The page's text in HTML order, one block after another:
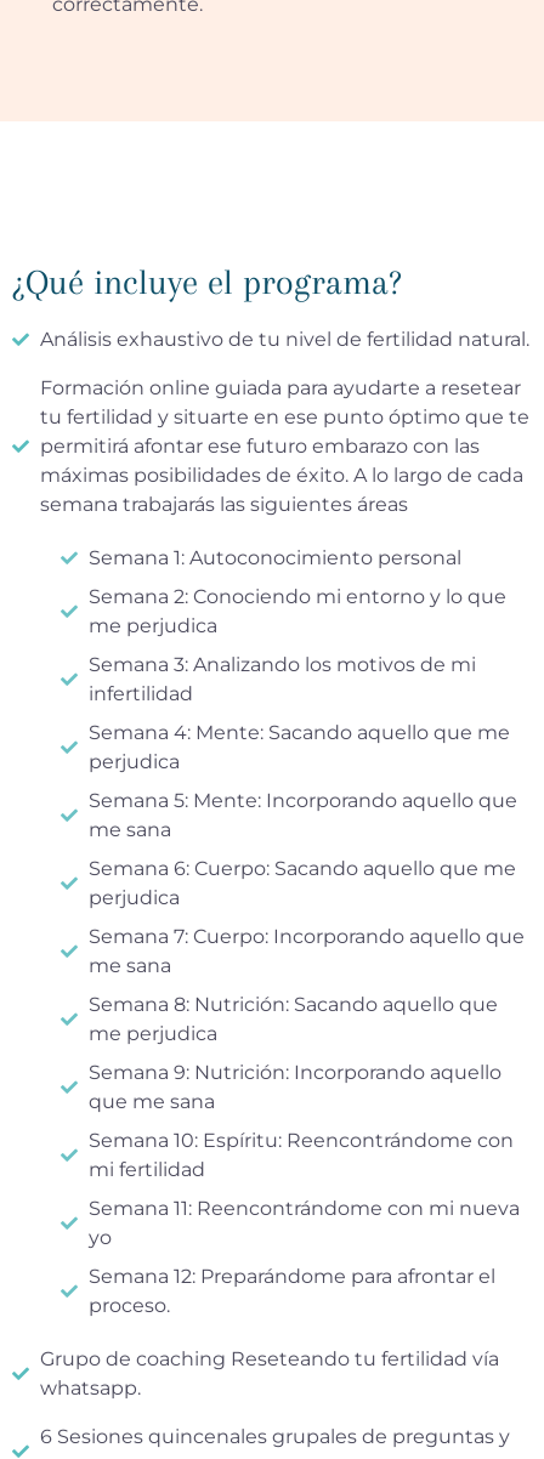
¿Qué incluye el programa?
Análisis exhaustivo de tu nivel de fertilidad natural.
Formación online guiada para ayudarte a resetear
tu fertilidad y situarte en ese punto óptimo que te
permitirá afontar ese futuro embarazo con las
máximas posibilidades de éxito. A lo largo de cada
semana trabajarás las siguientes áreas
Semana 1: Autoconocimiento personal
Semana 2: Conociendo mi entorno y lo que
me perjudica
Semana 3: Analizando los motivos de mi
infertilidad
Semana 4: Mente: Sacando aquello que me
perjudica
Semana 5: Mente: Incorporando aquello que
me sana
Semana 6: Cuerpo: Sacando aquello que me
perjudica
Semana 7: Cuerpo: Incorporando aquello que
me sana
Semana 8: Nutrición: Sacando aquello que
me perjudica
Semana 9: Nutrición: Incorporando aquello
que me sana
Semana 10: Espíritu: Reencontrándome con
mi fertilidad
Semana 11: Reencontrándome con mi nueva
yo
Semana 12: Preparándome para afrontar el
proceso.
Grupo de coaching Reseteando tu fertilidad vía
whatsapp.
6 Sesiones quincenales grupales de preguntas y